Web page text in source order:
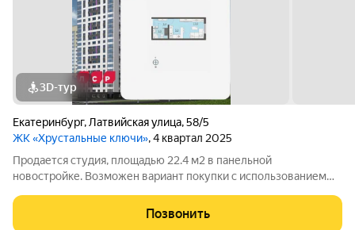
3D-тур
Екатеринбург, Латвийская улица,58/5
ЖК «Хрустальные ключи», 4 квартал 2025
Продается студия, площадью 22.4 м2 в панельной
новостройке. Возможен вариант покупки с использованием
отделка под ключ. Квартира располагается на 18 этаже 25-
этажного дома в ЖК Хрустальные
Позвонить